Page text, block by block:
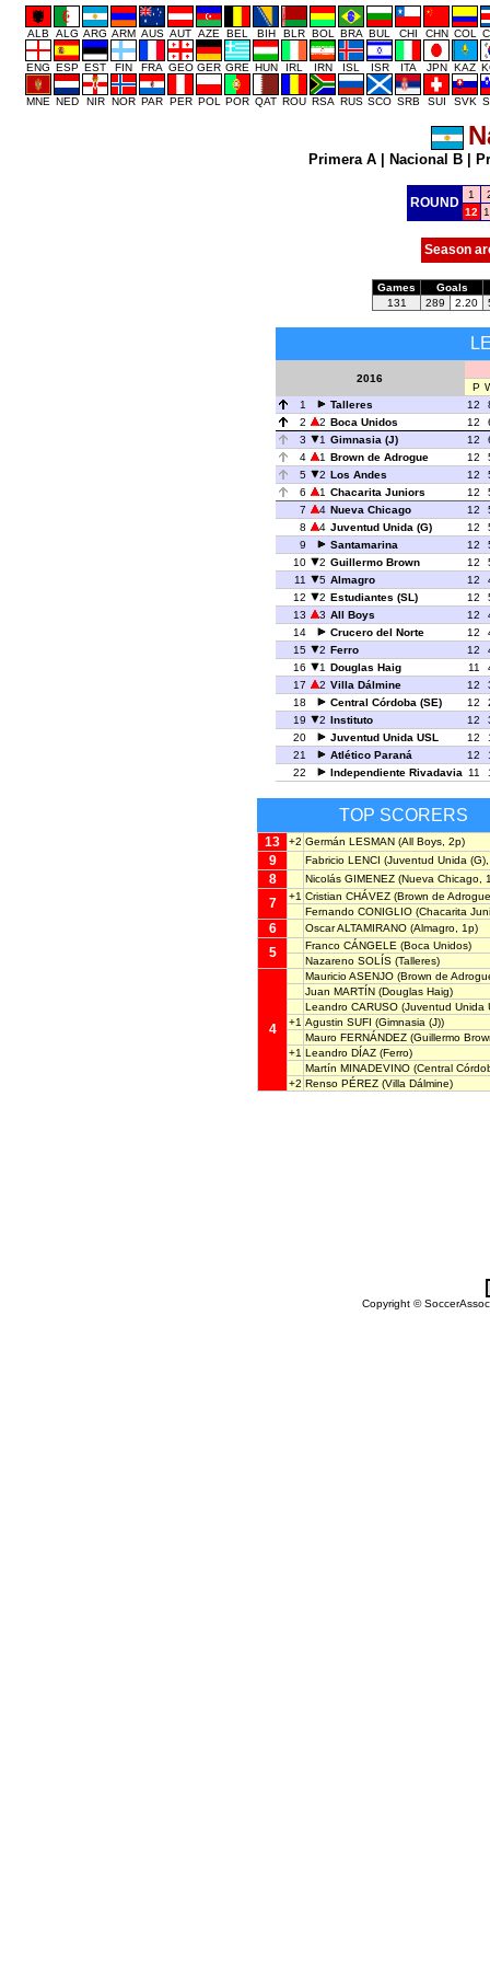
ALB ALG ARG ARM AUS AUT AZE BEL BIH BLR BOL BRA BUL CHI CHN COL
ENG ESP EST FIN FRA GEO GER GRE HUN IRL IRN ISL ISR ITA JPN KAZ
MNE NED NIR NOR PAR PER POL POR QAT ROU RSA RUS SCO SRB SUI SVK
Primera A| Nacional B|
ROUND
1
12
Season
Games
Goals
131
289 2.20
2016
P
1
Talleres 12
2
2 Boca Unidos 12
3
1 Gimnasia (J) 12
4
1 Brown de Adrogue 12
5
2 Los Andes 12
6
1 Chacarita Juniors 12
7
4 Nueva Chicago 12
8
4 Juventud Unida (G) 12
9
Santamarina 12
10
2 Guillermo Brown 12
11
5 Almagro 12
12
2 Estudiantes (SL) 12
13
3 All Boys 12
14
Crucero del Norte 12
15
2 Ferro 12
16
1 Douglas Haig 11
17
2 Villa Dálmine 12
18
Central Córdoba (SE) 12
19
2 Instituto 12
20
Juventud Unida USL 12
21
Atlético Paraná 12
22
Independiente Rivadavia 11
TOP SCORERS
13 +2 Germán LESMAN (All Boys, 2p)
9 Fabricio LENCI (Juventud Unida
8 Nicolás GIMENEZ (Nueva Chicago,
7 +1 Cristian CHÁVEZ (Brown de
Fernando CONIGLIO (Chacarita
6 Oscar ALTAMIRANO (Almagro, 1p)
5 Franco CÁNGELE (Boca Unidos)
Nazareno SOLÍS (Talleres)
4
Mauricio ASENJO (Brown de
Juan MARTÍN (Douglas Haig)
Leandro CARUSO (Juventud Unida
+1 Agustin SUFI (Gimnasia (J))
Mauro FERNÁNDEZ (Guillermo
+1 Leandro DÍAZ (Ferro)
Martín MINADEVINO (Central
+2 Renso PÉREZ (Villa Dálmine)
Copyright ©